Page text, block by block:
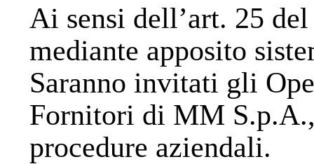
Ai sensi dell’art. 25
mediante apposito
Saranno invitati gli
Fornitori di MM
procedure aziendali.